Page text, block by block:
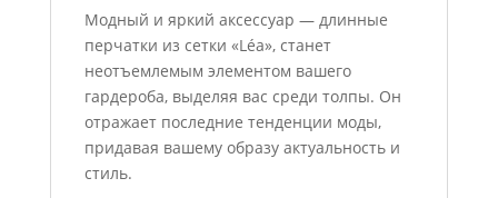
Модный и яркий аксессуар — длинные
перчатки из сетки «Léa», станет
неотъемлемым элементом вашего
гардероба, выделяя вас среди толпы. Он
отражает последние тенденции моды,
придавая вашему образу актуальность и
стиль.